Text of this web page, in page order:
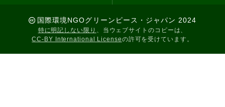
国際環境NGOグリーンピース・ジャパン 2024
特に明記しない限り
、当ウェブサイトのコピーは、
CC-BY International Licenseの許可を受けています。